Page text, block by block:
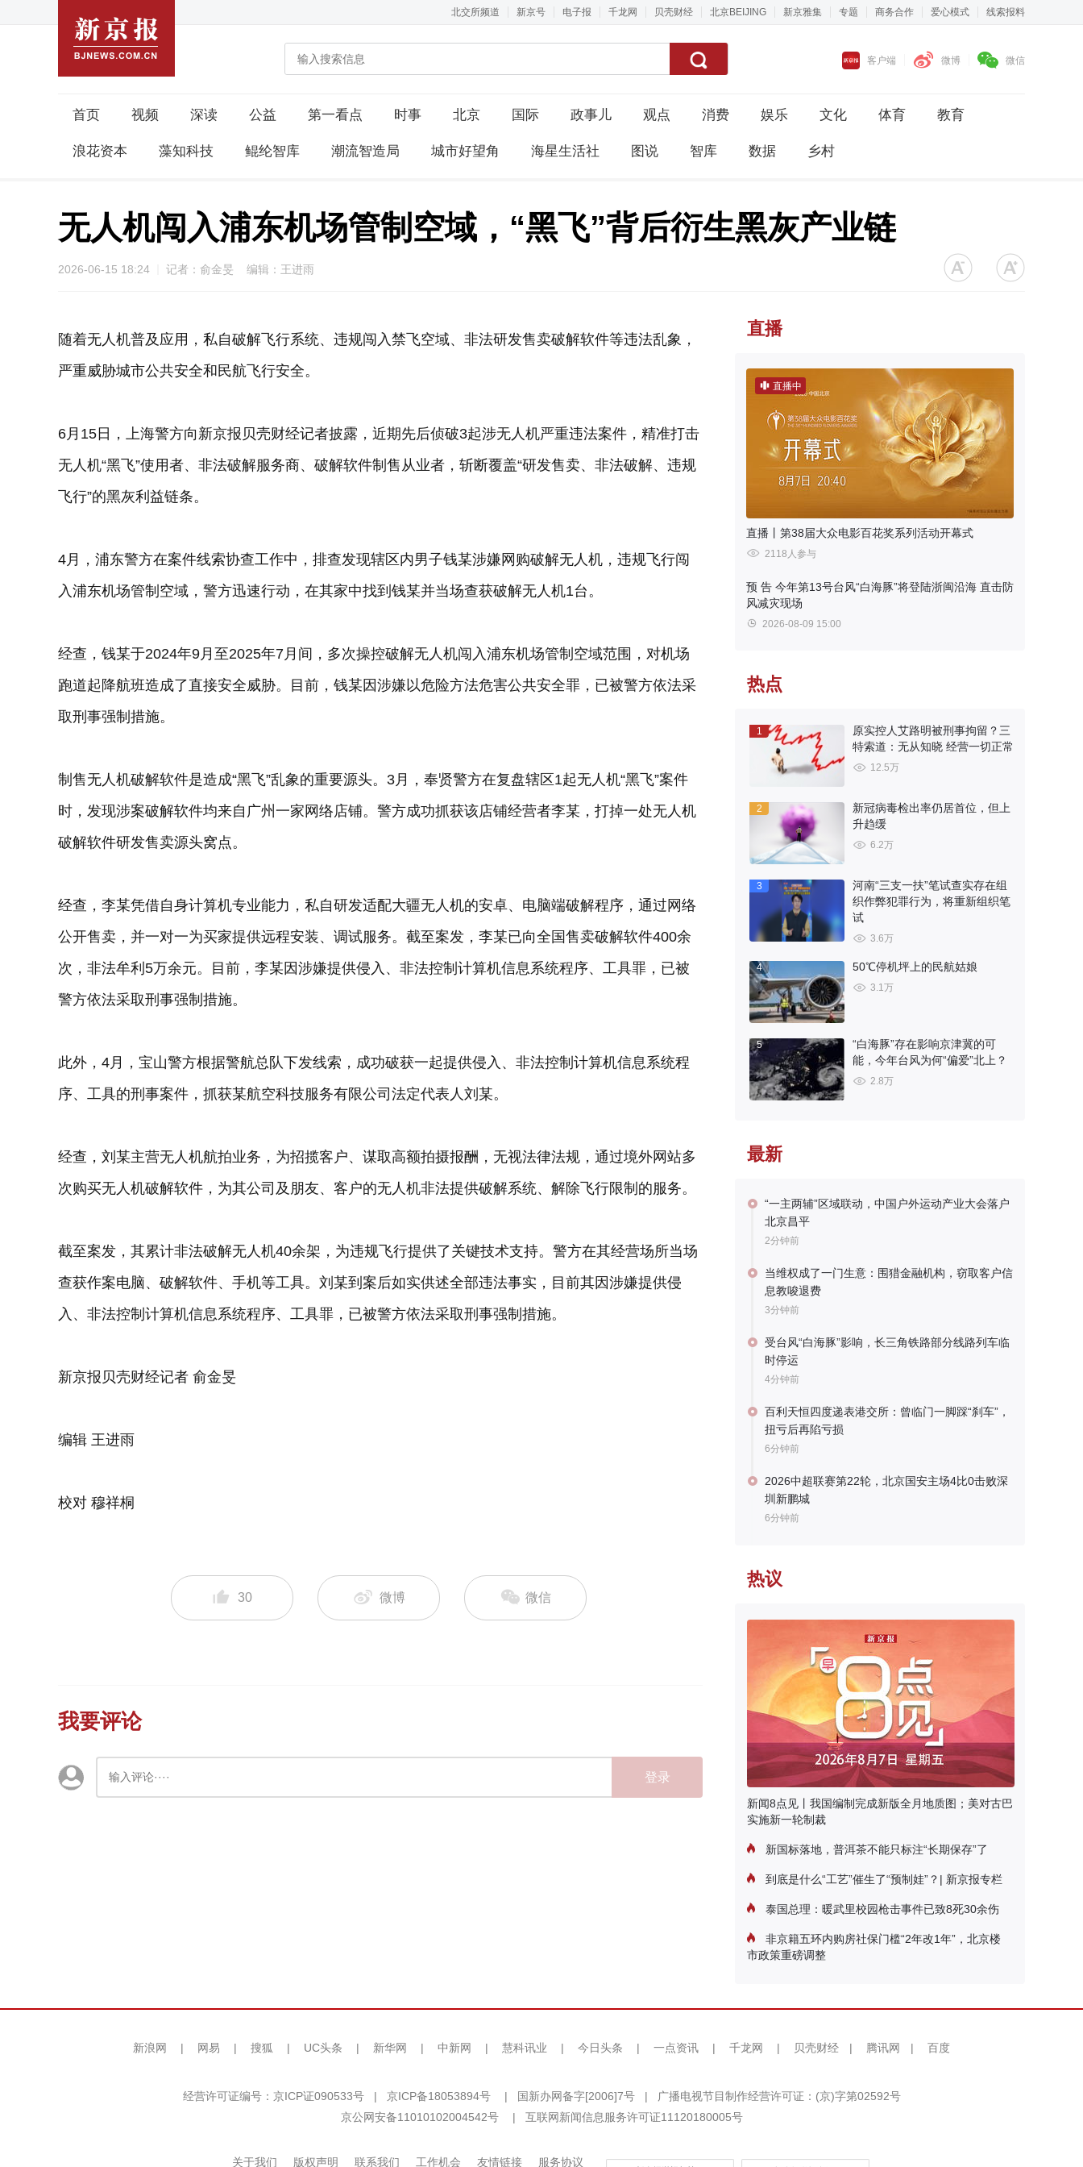
北交所频道 新京号 电子报 千龙网 贝壳财经 北京BEIJING 新京雅集 专题 商务合作 爱心模式 线索报料
客户端 微博 微信
首页 视频 深读 公益 第一看点 时事 北京 国际 政事儿 观点 消费 娱乐 文化 体育 教育
浪花资本 藻知科技 鲲纶智库 潮流智造局 城市好望角 海星生活社 图说 智库 数据 乡村
无人机闯入浦东机场管制空域，“黑飞”背后衍生黑灰产业链
2026-06-15 18:24 记者：俞金旻 编辑：王进雨
随着无人机普及应用，私自破解飞行系统、违规闯入禁飞空域、非法研发售卖破解软件等违法乱象，
严重威胁城市公共安全和民航飞行安全。
6月15日，上海警方向新京报贝壳财经记者披露，近期先后侦破3起涉无人机严重违法案件，精准打击
无人机“黑飞”使用者、非法破解服务商、破解软件制售从业者，斩断覆盖“研发售卖、非法破解、违规
飞行”的黑灰利益链条。
4月，浦东警方在案件线索协查工作中，排查发现辖区内男子钱某涉嫌网购破解无人机，违规飞行闯
入浦东机场管制空域，警方迅速行动，在其家中找到钱某并当场查获破解无人机1台。
经查，钱某于2024年9月至2025年7月间，多次操控破解无人机闯入浦东机场管制空域范围，对机场
跑道起降航班造成了直接安全威胁。目前，钱某因涉嫌以危险方法危害公共安全罪，已被警方依法采
取刑事强制措施。
制售无人机破解软件是造成“黑飞”乱象的重要源头。3月，奉贤警方在复盘辖区1起无人机“黑飞”案件
时，发现涉案破解软件均来自广州一家网络店铺。警方成功抓获该店铺经营者李某，打掉一处无人机
破解软件研发售卖源头窝点。
经查，李某凭借自身计算机专业能力，私自研发适配大疆无人机的安卓、电脑端破解程序，通过网络
公开售卖，并一对一为买家提供远程安装、调试服务。截至案发，李某已向全国售卖破解软件400余
次，非法牟利5万余元。目前，李某因涉嫌提供侵入、非法控制计算机信息系统程序、工具罪，已被
警方依法采取刑事强制措施。
此外，4月，宝山警方根据警航总队下发线索，成功破获一起提供侵入、非法控制计算机信息系统程
序、工具的刑事案件，抓获某航空科技服务有限公司法定代表人刘某。
经查，刘某主营无人机航拍业务，为招揽客户、谋取高额拍摄报酬，无视法律法规，通过境外网站多
次购买无人机破解软件，为其公司及朋友、客户的无人机非法提供破解系统、解除飞行限制的服务。
截至案发，其累计非法破解无人机40余架，为违规飞行提供了关键技术支持。警方在其经营场所当场
查获作案电脑、破解软件、手机等工具。刘某到案后如实供述全部违法事实，目前其因涉嫌提供侵
入、非法控制计算机信息系统程序、工具罪，已被警方依法采取刑事强制措施。
新京报贝壳财经记者 俞金旻
编辑 王进雨
校对 穆祥桐
30 微博 微信
我要评论
登录
直播
直播中
直播丨第38届大众电影百花奖系列活动开幕式
2118人参与
预 告 今年第13号台风“白海豚”将登陆浙闽沿海 直击防
风减灾现场
2026-08-09 15:00
热点
1
原实控人艾路明被刑事拘留？三
特索道：无从知晓 经营一切正常
12.5万
2
新冠病毒检出率仍居首位，但上
升趋缓
6.2万
3
河南“三支一扶”笔试查实存在组
织作弊犯罪行为，将重新组织笔
试
3.6万
4 50℃停机坪上的民航姑娘
3.1万
5
“白海豚”存在影响京津冀的可
能，今年台风为何“偏爱”北上？
2.8万
最新
“一主两辅”区域联动，中国户外运动产业大会落户
北京昌平
2分钟前
当维权成了一门生意：围猎金融机构，窃取客户信
息教唆退费
3分钟前
受台风“白海豚”影响，长三角铁路部分线路列车临
时停运
4分钟前
百利天恒四度递表港交所：曾临门一脚踩“刹车”，
扭亏后再陷亏损
6分钟前
2026中超联赛第22轮，北京国安主场4比0击败深
圳新鹏城
6分钟前
热议
新闻8点见丨我国编制完成新版全月地质图；美对古巴
实施新一轮制裁
新国标落地，普洱茶不能只标注“长期保存”了
到底是什么“工艺”催生了“预制娃”？| 新京报专栏
泰国总理：暖武里校园枪击事件已致8死30余伤
非京籍五环内购房社保门槛“2年改1年”，北京楼
市政策重磅调整
新浪网 | 网易 | 搜狐 | UC头条 | 新华网 | 中新网 | 慧科讯业 | 今日头条 | 一点资讯 | 千龙网 | 贝壳财经 | 腾讯网 | 百度
经营许可证编号：京ICP证090533号 | 京ICP备18053894号 | 国新办网备字[2006]7号 |
广播电视节目制作经营许可证：(京)字第02592号
京公网安备11010102004542号
| 互联网新闻信息服务许可证11120180005号
关于我们 版权声明 联系我们 工作机会 友情链接 服务协议